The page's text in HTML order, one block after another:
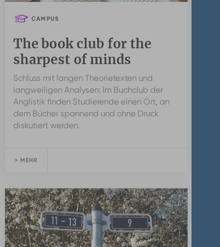
CAMPUS
The book club for the
sharpest of minds
Schluss mit langen Theorietexten und
langweiligen Analysen: Im Buchclub der
Anglistik finden Studierende einen Ort, an
dem Bücher spannend und ohne Druck
diskutiert werden.
> MEHR